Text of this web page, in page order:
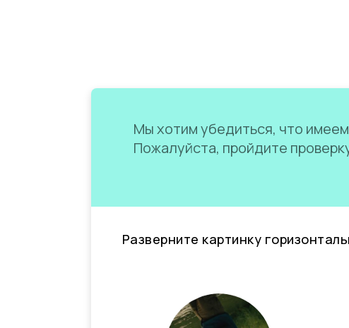
Мы хотим убедиться, что
Пожалуйста, пройдите
Разверните картинку